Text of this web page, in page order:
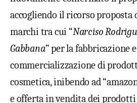
accogliendo il ricorso proposta
marchi tra cui “Narciso
Gabbana” per la fabbricazione e
commercializzazione di
cosmetica, inibendo ad
e offerta in vendita dei